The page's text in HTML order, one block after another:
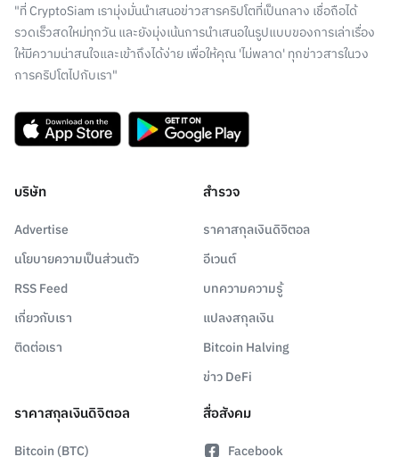
"ที่ CryptoSiam เรามุ่งมั่นนำเสนอข่าวสารคริปโตที่เป็นกลาง เชื่อถือได้
รวดเร็วสดใหม่ทุกวัน และยังมุ่งเน้นการนำเสนอในรูปแบบของการเล่าเรื่อง
ให้มีความน่าสนใจและเข้าถึงได้ง่าย เพื่อให้คุณ 'ไม่พลาด' ทุกข่าวสารในวง
การคริปโตไปกับเรา"
บริษัท
Advertise
นโยบายความเป็นส่วนตัว
RSS Feed
เกี่ยวกับเรา
ติดต่อเรา
สำรวจ
ราคาสกุลเงินดิจิตอล
อีเวนต์
บทความความรู้
แปลงสกุลเงิน
Bitcoin Halving
ข่าว DeFi
ราคาสกุลเงินดิจิตอล
Bitcoin (BTC)
สื่อสังคม
Facebook